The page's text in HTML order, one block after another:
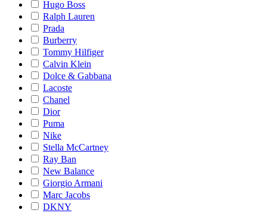
Hugo Boss
Ralph Lauren
Prada
Burberry
Tommy Hilfiger
Calvin Klein
Dolce & Gabbana
Lacoste
Chanel
Dior
Puma
Nike
Stella McCartney
Ray Ban
New Balance
Giorgio Armani
Marc Jacobs
DKNY